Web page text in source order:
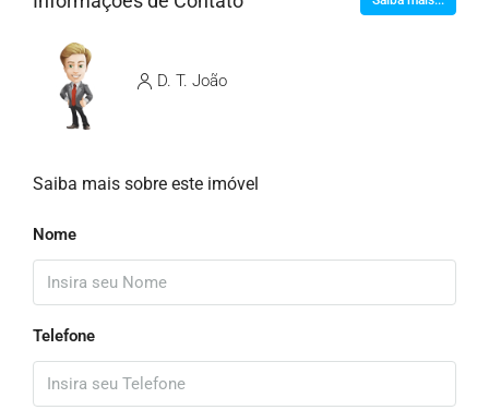
D. T. João
Saiba mais sobre este imóvel
Nome
Telefone